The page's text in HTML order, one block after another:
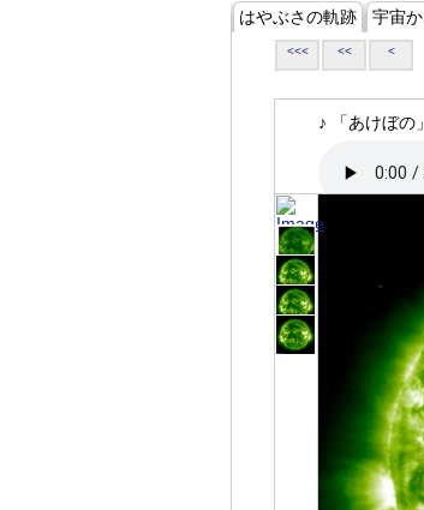
はやぶさの軌跡 宇宙
<<< << <
♪ 「あけぼの」